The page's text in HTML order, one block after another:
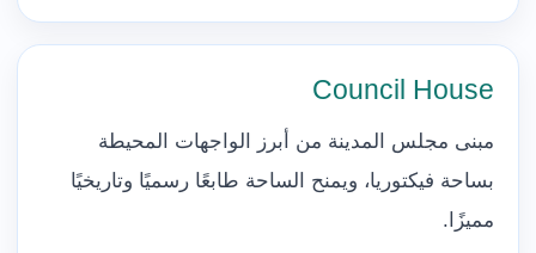
Council House
مبنى مجلس المدينة من أبرز الواجهات المحيطة
بساحة فيكتوريا، ويمنح الساحة طابعًا رسميًا وتاريخيًا
مميزًا.